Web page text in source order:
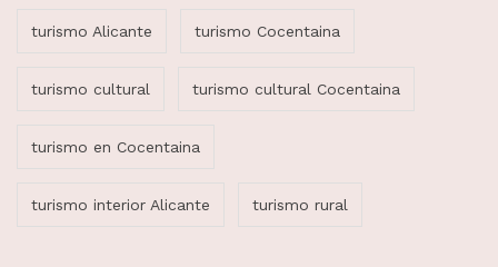
turismo Alicante turismo Cocentaina
turismo cultural turismo cultural Cocentaina
turismo en Cocentaina
turismo interior Alicante turismo rural